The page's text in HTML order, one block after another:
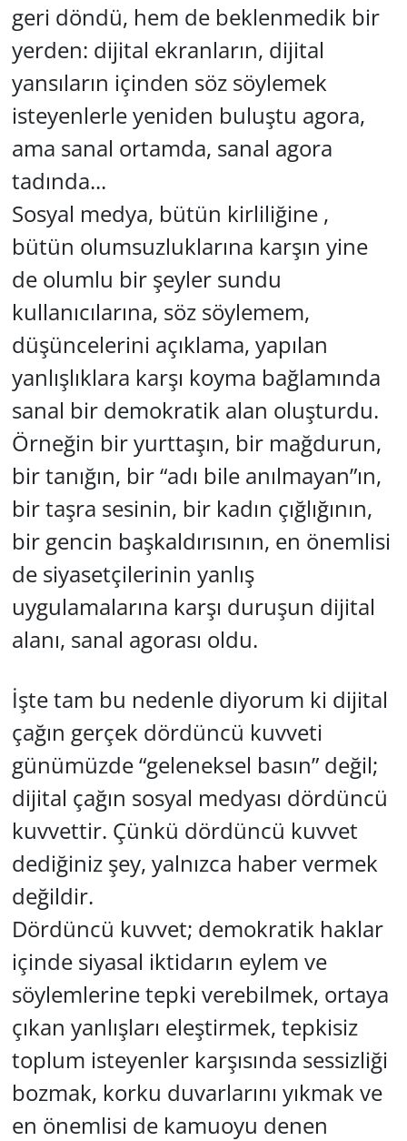
geri döndü, hem de beklenmedik bir
yerden: dijital ekranların, dijital
yansıların içinden söz söylemek
isteyenlerle yeniden buluştu agora,
ama sanal ortamda, sanal agora
tadında...
Sosyal medya, bütün kirliliğine ,
bütün olumsuzluklarına karşın yine
de olumlu bir şeyler sundu
kullanıcılarına, söz söylemem,
düşüncelerini açıklama, yapılan
yanlışlıklara karşı koyma bağlamında
sanal bir demokratik alan oluşturdu.
Örneğin bir yurttaşın, bir mağdurun,
bir tanığın, bir “adı bile anılmayan”ın,
bir taşra sesinin, bir kadın çığlığının,
bir gencin başkaldırısının, en önemlisi
de siyasetçilerinin yanlış
uygulamalarına karşı duruşun dijital
alanı, sanal agorası oldu.
İşte tam bu nedenle diyorum ki dijital
çağın gerçek dördüncü kuvveti
günümüzde “geleneksel basın” değil;
dijital çağın sosyal medyası dördüncü
kuvvettir. Çünkü dördüncü kuvvet
dediğiniz şey, yalnızca haber vermek
değildir.
Dördüncü kuvvet; demokratik haklar
içinde siyasal iktidarın eylem ve
söylemlerine tepki verebilmek, ortaya
çıkan yanlışları eleştirmek, tepkisiz
toplum isteyenler karşısında sessizliği
bozmak, korku duvarlarını yıkmak ve
en önemlisi de kamuoyu denen